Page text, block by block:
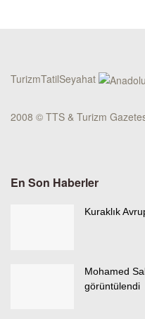
TurizmTatilSeyahat
2008 © TTS & Turizm
En Son Haberler
Kuraklık
Mohamed
görüntülendi